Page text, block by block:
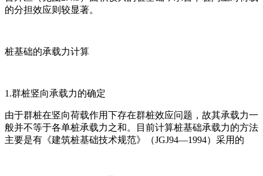
的分担效应则较显著。
桩基础的承载力计算
1.群桩竖向承载力的确定
由于群桩在竖向荷载作用下存在群桩效应问题，故其承载力一
般并不等于各单桩承载力之和。目前计算桩基础承载力的方法
主要是有《建筑桩基础技术规范》（JGJ94—1994）采用的